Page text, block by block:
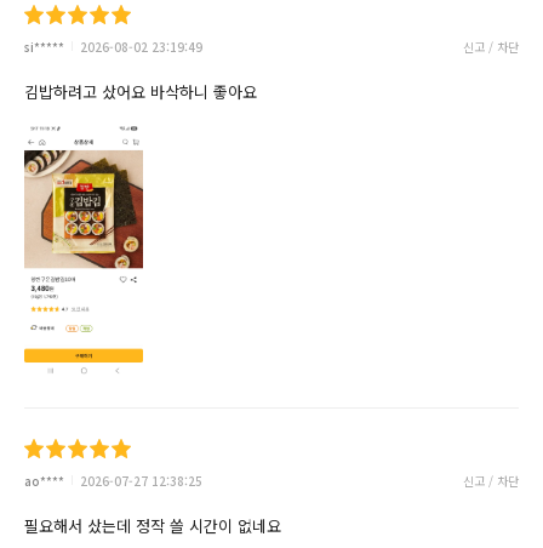
si***** 2026-08-02 23:19:49 신고 / 차단
김밥하려고 샀어요 바삭하니 좋아요
ao**** 2026-07-27 12:38:25 신고 / 차단
필요해서 샀는데 정작 쓸 시간이 없네요